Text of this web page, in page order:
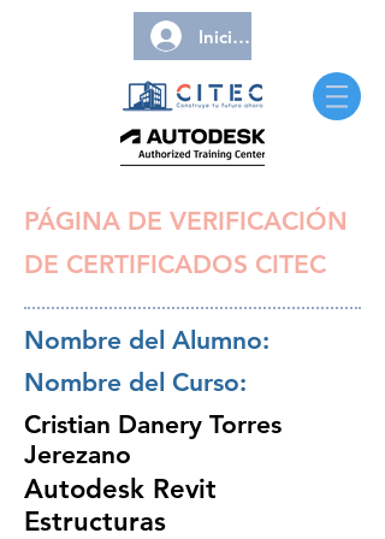
Iniciar sesión
PÁGINA DE VERIFICACIÓN
DE CERTIFICADOS CITEC
Nombre del Alumno:
Nombre del Curso:
Cristian Danery Torres
Jerezano
Autodesk Revit
Estructuras